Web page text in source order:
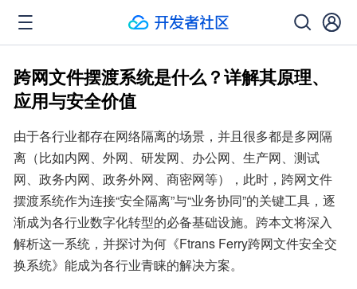
跨网文件摆渡系统是什么？详解其原理、
应用与安全价值
由于各行业都存在网络隔离的场景，并且很多都是多网隔
离（比如内网、外网、研发网、办公网、生产网、测试
网、政务内网、政务外网、商密网等），此时，跨网文件
摆渡系统作为连接“安全隔离”与“业务协同”的关键工具，逐
渐成为各行业数字化转型的必备基础设施。跨本文将深入
解析这一系统，并探讨为何《Ftrans Ferry跨网文件安全交
换系统》能成为各行业青睐的解决方案。